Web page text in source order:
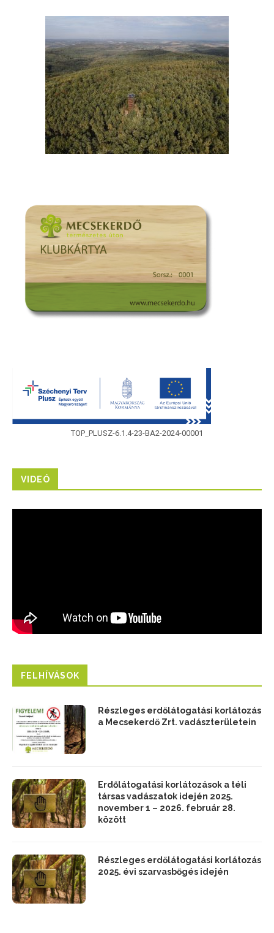
TOP_PLUSZ-6.1.4-23-BA2-2024-00001
VIDEÓ
FELHÍVÁSOK
Részleges erdőlátogatási korlátozás
a Mecsekerdő Zrt. vadászterületein
Erdőlátogatási korlátozások a téli
társas vadászatok idején 2025.
november 1 – 2026. február 28.
között
Részleges erdőlátogatási korlátozás
2025. évi szarvasbőgés idején